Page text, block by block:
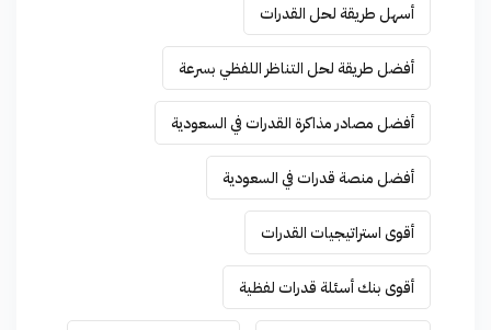
أسهل طريقة لحل القدرات
أفضل طريقة لحل التناظر اللفظي بسرعة
أفضل مصادر مذاكرة القدرات في السعودية
أفضل منصة قدرات في السعودية
أقوى استراتيجيات القدرات
أقوى بنك أسئلة قدرات لفظية